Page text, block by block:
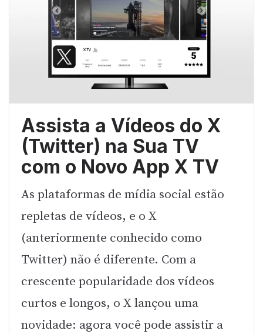
Assista a Vídeos do X
(Twitter) na Sua TV
com o Novo App X TV
As plataformas de mídia social estão
repletas de vídeos, e o X
(anteriormente conhecido como
Twitter) não é diferente. Com a
crescente popularidade dos vídeos
curtos e longos, o X lançou uma
novidade: agora você pode assistir a